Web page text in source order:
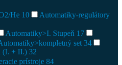
He 10
Automatiky-regulátory
Automatiky>I. Stupeň 17
set 34
(I. + II.) 32
prístroje 84